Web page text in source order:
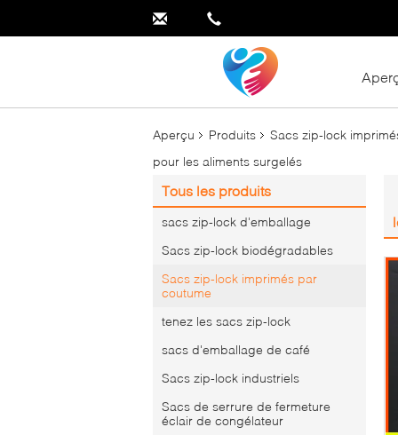
Aperçu Produits
Sacs zip-lock
pour les aliments surgelés
Tous les produits
sacs zip-lock d'emballage
Sacs zip-lock biodégradables
Sacs zip-lock imprimés par
coutume
tenez les sacs zip-lock
sacs d'emballage de café
Sacs zip-lock industriels
Sacs de serrure de fermeture
éclair de congélateur